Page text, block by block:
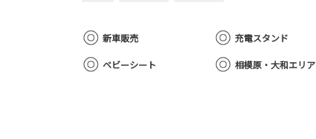
新車販売 充電スタンド
ベビーシート 相模原・大和エリア